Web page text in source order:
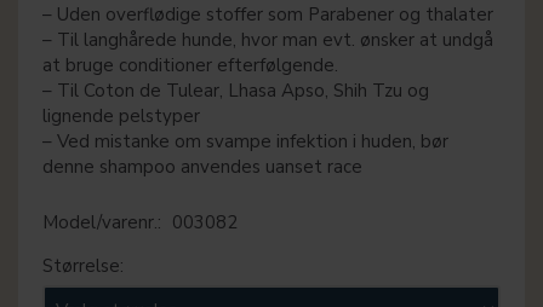
– Uden overflødige stoffer som Parabener og thalater
– Til langhårede hunde, hvor man evt. ønsker at undgå
at bruge conditioner efterfølgende.
– Til Coton de Tulear, Lhasa Apso, Shih Tzu og
lignende pelstyper
– Ved mistanke om svampe infektion i huden, bør
denne shampoo anvendes uanset race
Model/varenr.: 003082
Størrelse: